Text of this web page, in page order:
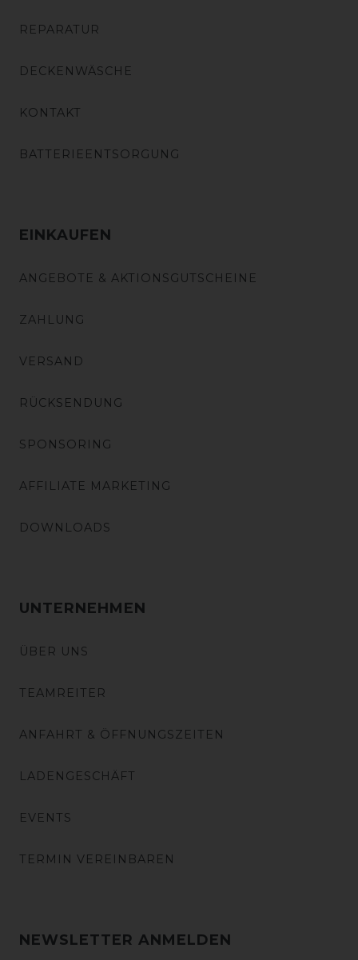
REPARATUR
DECKENWÄSCHE
KONTAKT
BATTERIEENTSORGUNG
EINKAUFEN
ANGEBOTE & AKTIONSGUTSCHEINE
ZAHLUNG
VERSAND
RÜCKSENDUNG
SPONSORING
AFFILIATE MARKETING
DOWNLOADS
UNTERNEHMEN
ÜBER UNS
TEAMREITER
ANFAHRT & ÖFFNUNGSZEITEN
LADENGESCHÄFT
EVENTS
TERMIN VEREINBAREN
NEWSLETTER ANMELDEN